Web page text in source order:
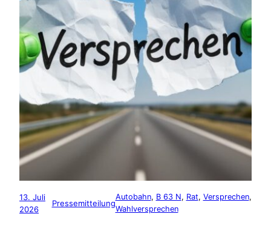
13. Juli
2026
Pressemitteilung
Autobahn, B 63 N, Rat, Versprechen
Wahlversprechen